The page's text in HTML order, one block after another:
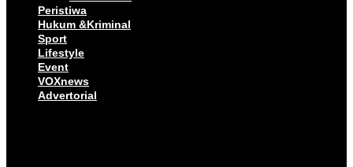
Peristiwa
Hukum &Kriminal
Sport
Lifestyle
Event
VOXnews
Advertorial